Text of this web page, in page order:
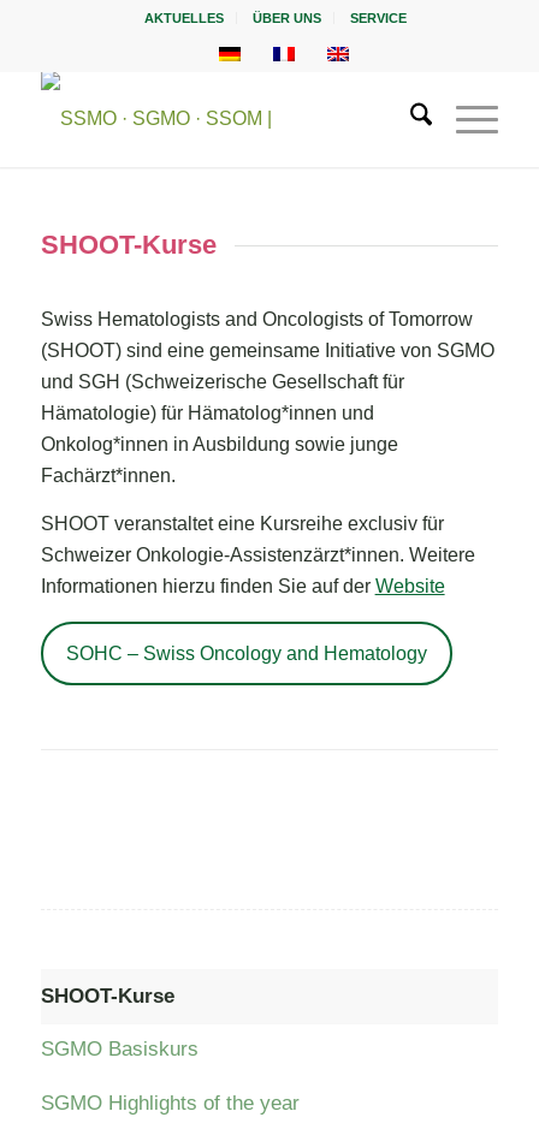
AKTUELLES ÜBER UNS SERVICE
SHOOT-Kurse
Swiss Hematologists and Oncologists of Tomorrow
(SHOOT) sind eine gemeinsame Initiative von SGMO
und SGH (Schweizerische Gesellschaft für
Hämatologie) für Hämatolog*innen und
Onkolog*innen in Ausbildung sowie junge
Fachärzt*innen.
SHOOT veranstaltet eine Kursreihe exclusiv für
Schweizer Onkologie-Assistenzärzt*innen. Weitere
Informationen hierzu finden Sie auf der Website
SOHC – Swiss Oncology and Hematology
SHOOT-Kurse
SGMO Basiskurs
SGMO Highlights of the year